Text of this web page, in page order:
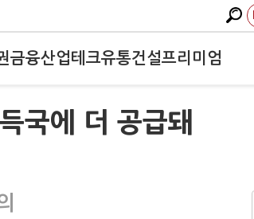
금융산업테크유통건설프리미엄
국에 더 공급돼